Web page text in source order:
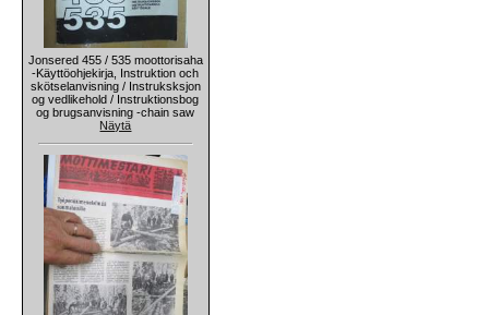
Jonsered 455 / 535 moottorisaha
-Käyttöohjekirja, Instruktion och
skötselanvisning / Instruksksjon
og vedlikehold / Instruktionsbog
og brugsanvisning -chain saw
Näytä